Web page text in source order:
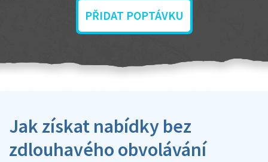
PŘIDAT POPTÁVKU
Jak získat nabídky bez
zdlouhavého obvolávání